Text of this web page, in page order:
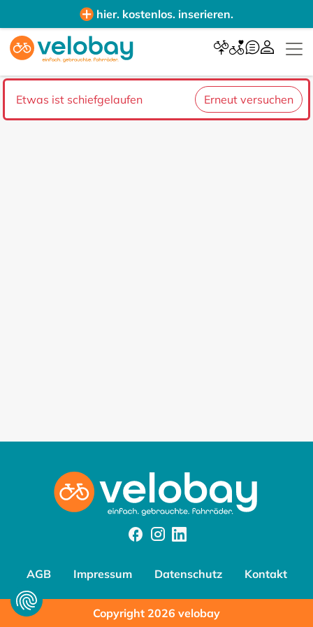
hier. kostenlos. inserieren.
Etwas ist schiefgelaufen Erneut versuchen
FacebookInstagram
AGB Impressum Datenschutz Kontakt
Copyright 2026 velobay